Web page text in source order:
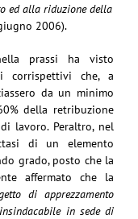
ed alla riduzione della
2006).
prassi ha visto
corrispettivi che, a
da un minimo
della retribuzione
lavoro. Peraltro, nel
di un elemento
grado, posto che la
affermato che la
di apprezzamento
in sede di